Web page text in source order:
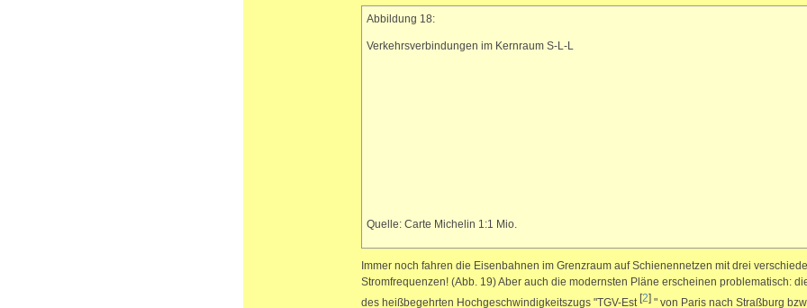
Abbildung 18:
Verkehrsverbindungen im Kernraum S-L-L
Quelle: Carte Michelin 1:1 Mio.
Immer noch fahren die Eisenbahnen im Grenzraum auf Schienennetzen mit drei
Stromfrequenzen! (Abb. 19) Aber auch die modernsten Pläne erscheinen problematisch:
des heißbegehrten Hochgeschwindigkeitszugs "TGV-Est [2]" von Paris nach Straßburg